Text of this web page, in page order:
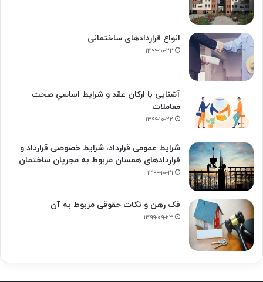
انواع قراردادهای ساختمانی
۱۳۹۹-۱۰-۲۲
آشنایی با ارکان عقد و شرايط اساسي صحت
معاملات
۱۳۹۹-۱۰-۲۲
شرایط عمومی قرارداد، شرایط خصوصی قرارداد و
قراردادهای همسان مربوط به مجریان ساختمان
۱۳۹۹-۱۰-۲۱
فک‌ رهن و نکات حقوقی مربوط به آن
۱۳۹۹-۰۹-۲۳